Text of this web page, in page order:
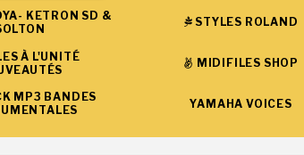
KETRON SD &
STYLES ROLAND
À L'UNITÉ
MIDIFILES SHOP
MP3 BANDES
YAMAHA VOICES